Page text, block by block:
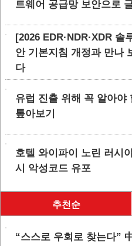
트웨어 공급망 보안으로
[2026 EDR·NDR·XDR
안 기본지침 개정과 만나
다
유럽 진출 위해 꼭 알아야
톺아보기
호텔 와이파이 노린 러시
시 악성코드 유포
추천순
“스스로 우회로 찾는다”